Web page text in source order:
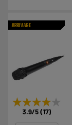
ARRIVAGE
★★★★★
★★★★★
3.9/5 (17)